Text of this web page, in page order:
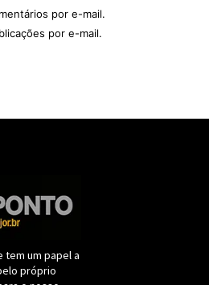
por e-mail.
por e-mail.
tem um papel a
próprio